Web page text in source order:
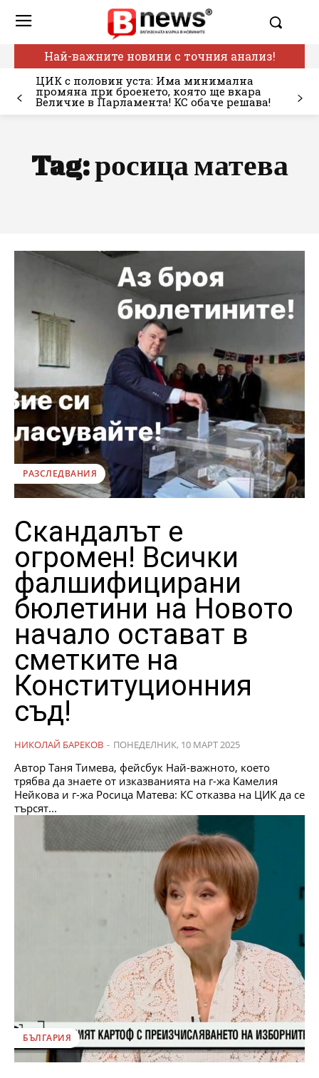
Най-важните новини с точния анализ!
ЦИК с половин уста: Има минимална
промяна при броенето, която ще вкара
Величие в Парламента! КС обаче решава!
Tag:росица матева
РАЗСЛЕДВАНИЯ
Скандалът е
огромен! Всички
фалшифицирани
бюлетини на Новото
начало остават в
сметките на
Конституционния
съд!
НИКОЛАЙ БАРЕКОВ - ПОНЕДЕЛНИК, 10 МАРТ 2025
Автор Таня Тимева, фейсбук Най-важното, което
трябва да знаете от изказванията на г-жа Камелия
Нейкова и г-жа Росица Матева: КС отказва на ЦИК да се
търсят...
БЪЛГАРИЯ